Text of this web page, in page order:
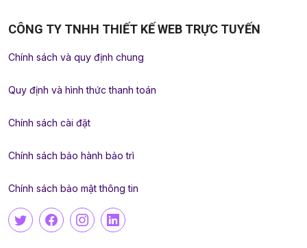
CÔNG TY TNHH THIẾT KẾ WEB TRỰC TUYẾN
Chính sách và quy định chung
Quy định và hình thức thanh toán
Chính sách cài đặt
Chính sách bảo hành bảo trì
Chính sách bảo mật thông tin